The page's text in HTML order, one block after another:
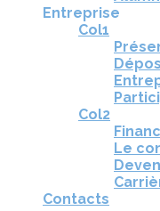
Entreprise
Col1
Col2
Le
Contacts